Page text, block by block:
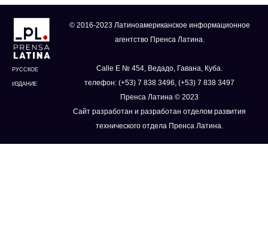
РУССКОЕ
ИЗДАНИЕ
© 2016-2023 Латиноамериканское информационное
агентство Пренса Латина.
Calle E № 454, Ведадо, Гавана, Куба.
телефон: (+53) 7 838 3496, (+53) 7 838 3497
Пренса Латина © 2023
Сайт разработан и разработан отделом развития
технического отдела Пренса Латина.